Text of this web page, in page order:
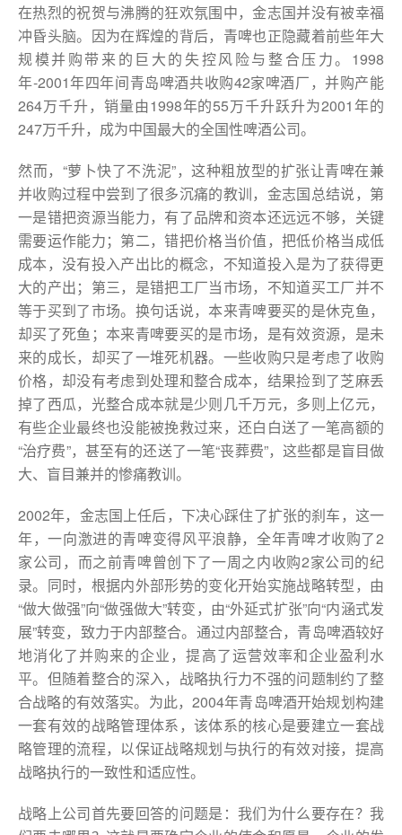
在热烈的祝贺与沸腾的狂欢氛围中，金志国并没有被幸福
冲昏头脑。因为在辉煌的背后，青啤也正隐藏着前些年大
规模并购带来的巨大的失控风险与整合压力。1998
年-2001年四年间青岛啤酒共收购42家啤酒厂，并购产能
264万千升，销量由1998年的55万千升跃升为2001年的
247万千升，成为中国最大的全国性啤酒公司。
然而，“萝卜快了不洗泥”，这种粗放型的扩张让青啤在兼
并收购过程中尝到了很多沉痛的教训，金志国总结说，第
一是错把资源当能力，有了品牌和资本还远远不够，关键
需要运作能力；第二，错把价格当价值，把低价格当成低
成本，没有投入产出比的概念，不知道投入是为了获得更
大的产出；第三，是错把工厂当市场，不知道买工厂并不
等于买到了市场。换句话说，本来青啤要买的是休克鱼，
却买了死鱼；本来青啤要买的是市场，是有效资源，是未
来的成长，却买了一堆死机器。一些收购只是考虑了收购
价格，却没有考虑到处理和整合成本，结果捡到了芝麻丢
掉了西瓜，光整合成本就是少则几千万元，多则上亿元，
有些企业最终也没能被挽救过来，还白白送了一笔高额的
“治疗费”，甚至有的还送了一笔“丧葬费”，这些都是盲目做
大、盲目兼并的惨痛教训。
2002年，金志国上任后，下决心踩住了扩张的刹车，这一
年，一向激进的青啤变得风平浪静，全年青啤才收购了2
家公司，而之前青啤曾创下了一周之内收购2家公司的纪
录。同时，根据内外部形势的变化开始实施战略转型，由
“做大做强”向“做强做大”转变，由“外延式扩张”向“内涵式发
展”转变，致力于内部整合。通过内部整合，青岛啤酒较好
地消化了并购来的企业，提高了运营效率和企业盈利水
平。但随着整合的深入，战略执行力不强的问题制约了整
合战略的有效落实。为此，2004年青岛啤酒开始规划构建
一套有效的战略管理体系，该体系的核心是要建立一套战
略管理的流程，以保证战略规划与执行的有效对接，提高
战略执行的一致性和适应性。
战略上公司首先要回答的问题是：我们为什么要存在？我